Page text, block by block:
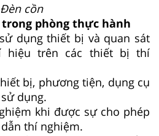
Đèn cồn
phòng thực hành
dụng thiết bị và quan sát
hiệu trên các thiết bị thí
bị, phương tiện, dụng cụ
dụng.
khi được sự cho phép
thí nghiệm.